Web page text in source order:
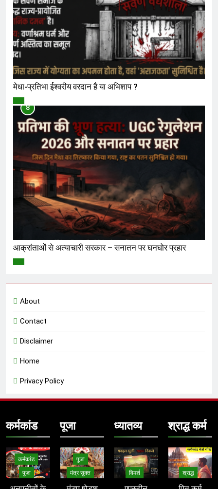
मेधा-प्रतिभा ईश्वरीय वरदान है या अभिशाप ?
8
आक्रांताओं से अत्याचारी सरकार – सनातन पर घनघोर प्रहार
About
Contact
Disclaimer
Home
Privacy Policy
कर्मकांड
कर्मकांड
पूजा
पूजा
पूजा
मंत्र सूक्त
ध्यातव्य
विमर्श
श्राद्ध कर्म
श्राद्ध